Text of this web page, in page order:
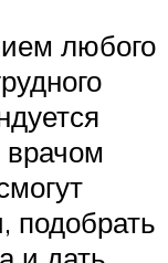
любого
врачом
подобрать